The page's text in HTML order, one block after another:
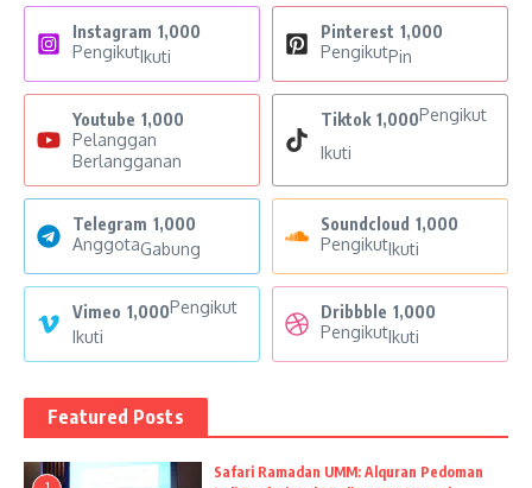
Instagram 1,000
PengikutIkuti
Pinterest 1,000
PengikutPin
Youtube 1,000
Pelanggan
Berlangganan
Tiktok 1,000Pengikut
Ikuti
Telegram 1,000
AnggotaGabung
Soundcloud 1,000
PengikutIkuti
Vimeo 1,000Pengikut
Ikuti
Dribbble 1,000
PengikutIkuti
Featured Posts
Safari Ramadan UMM: Alquran Pedoman